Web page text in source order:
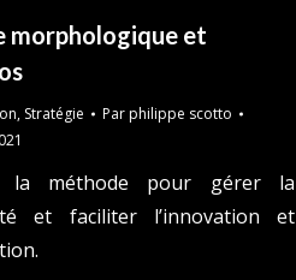
morphologique et
, Stratégie Par philippe scotto
la méthode pour gérer la
et faciliter l’innovation et